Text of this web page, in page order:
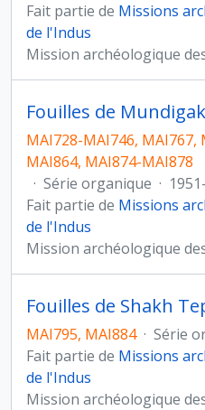
Fait partie de Missions
de l'Indus
Mission archéologique
Fouilles de
MAI728-MAI746, MAI767,
MAI864, MAI874-MAI878
· Série organique ·
Fait partie de Missions
de l'Indus
Mission archéologique
MAI795, MAI884 · Série
Fait partie de Missions
de l'Indus
Mission archéologique